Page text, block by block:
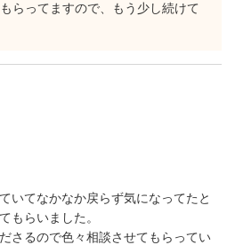
らってますので、もう少し続けて
いてなかなか戻らず気になってたと
もらいました。
さるので色々相談させてもらってい